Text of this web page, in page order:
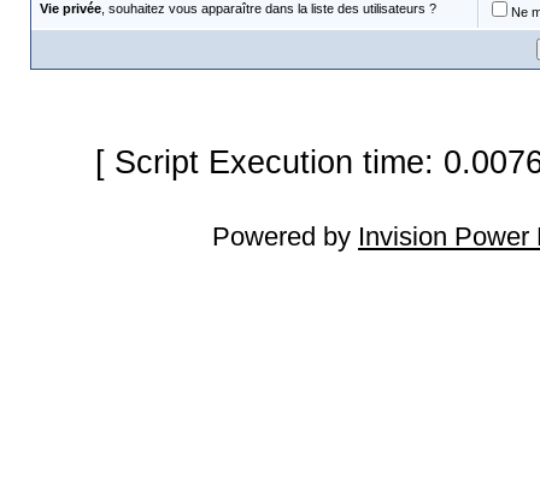
Vie privée, souhaitez vous apparaître dans la liste des utilisateurs ? Ne
[ Script Execution time:
Powered by Invision Power